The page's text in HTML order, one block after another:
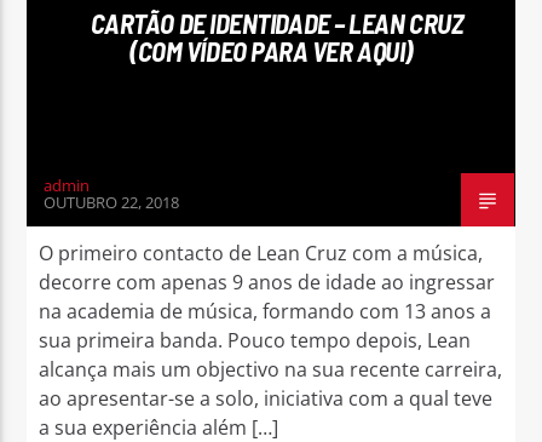
CARTÃO DE IDENTIDADE – LEAN CRUZ
(COM VÍDEO PARA VER AQUI)
admin
OUTUBRO 22, 2018
O primeiro contacto de Lean Cruz com a música,
decorre com apenas 9 anos de idade ao ingressar
na academia de música, formando com 13 anos a
sua primeira banda. Pouco tempo depois, Lean
alcança mais um objectivo na sua recente carreira,
ao apresentar-se a solo, iniciativa com a qual teve
a sua experiência além […]